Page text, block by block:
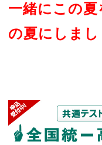
一緒にこの
の夏にしまし